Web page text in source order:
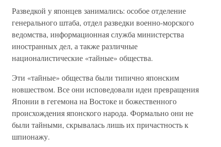
Разведкой у японцев занимались: особое отделение
генерального штаба, отдел разведки военно-морского
ведомства, информационная служба министерства
иностранных дел, а также различные
националистические «тайные» общества.
Эти «тайные» общества были типично японским
новшеством. Все они исповедовали идеи превращения
Японии в гегемона на Востоке и божественного
происхождения японского народа. Формально они не
были тайными, скрывалась лишь их причастность к
шпионажу.